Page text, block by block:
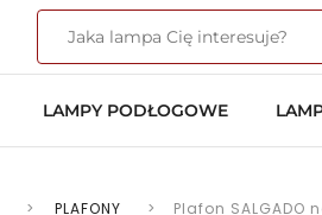
LAMPY PODŁOGOWE
> PLAFONY > Plafon SALGADO